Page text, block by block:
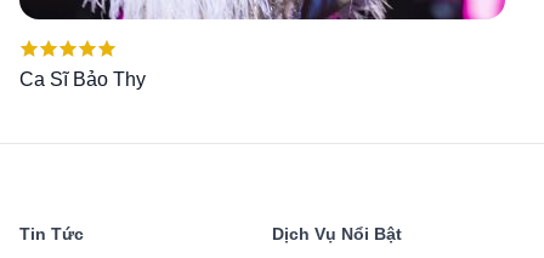
Ca Sĩ Bảo Thy
Được xếp
Tin Tức Dịch Vụ Nổi Bật